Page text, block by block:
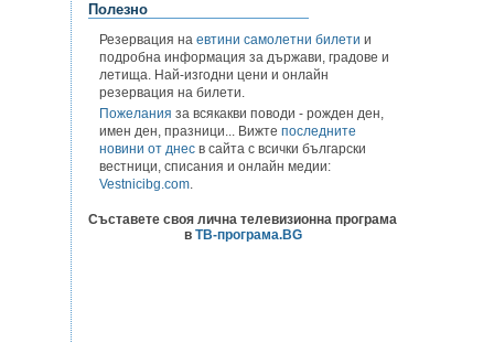
Полезно
Резервация на евтини самолетни билети и
подробна информация за държави, градове и
летища. Най-изгодни цени и онлайн
резервация на билети.
Пожелания за всякакви поводи - рожден ден,
имен ден, празници... Вижте последните
новини от днес в сайта с всички български
вестници, списания и онлайн медии:
Vestnicibg.com.
Съставете своя лична телевизионна програма
в ТВ-програма.BG